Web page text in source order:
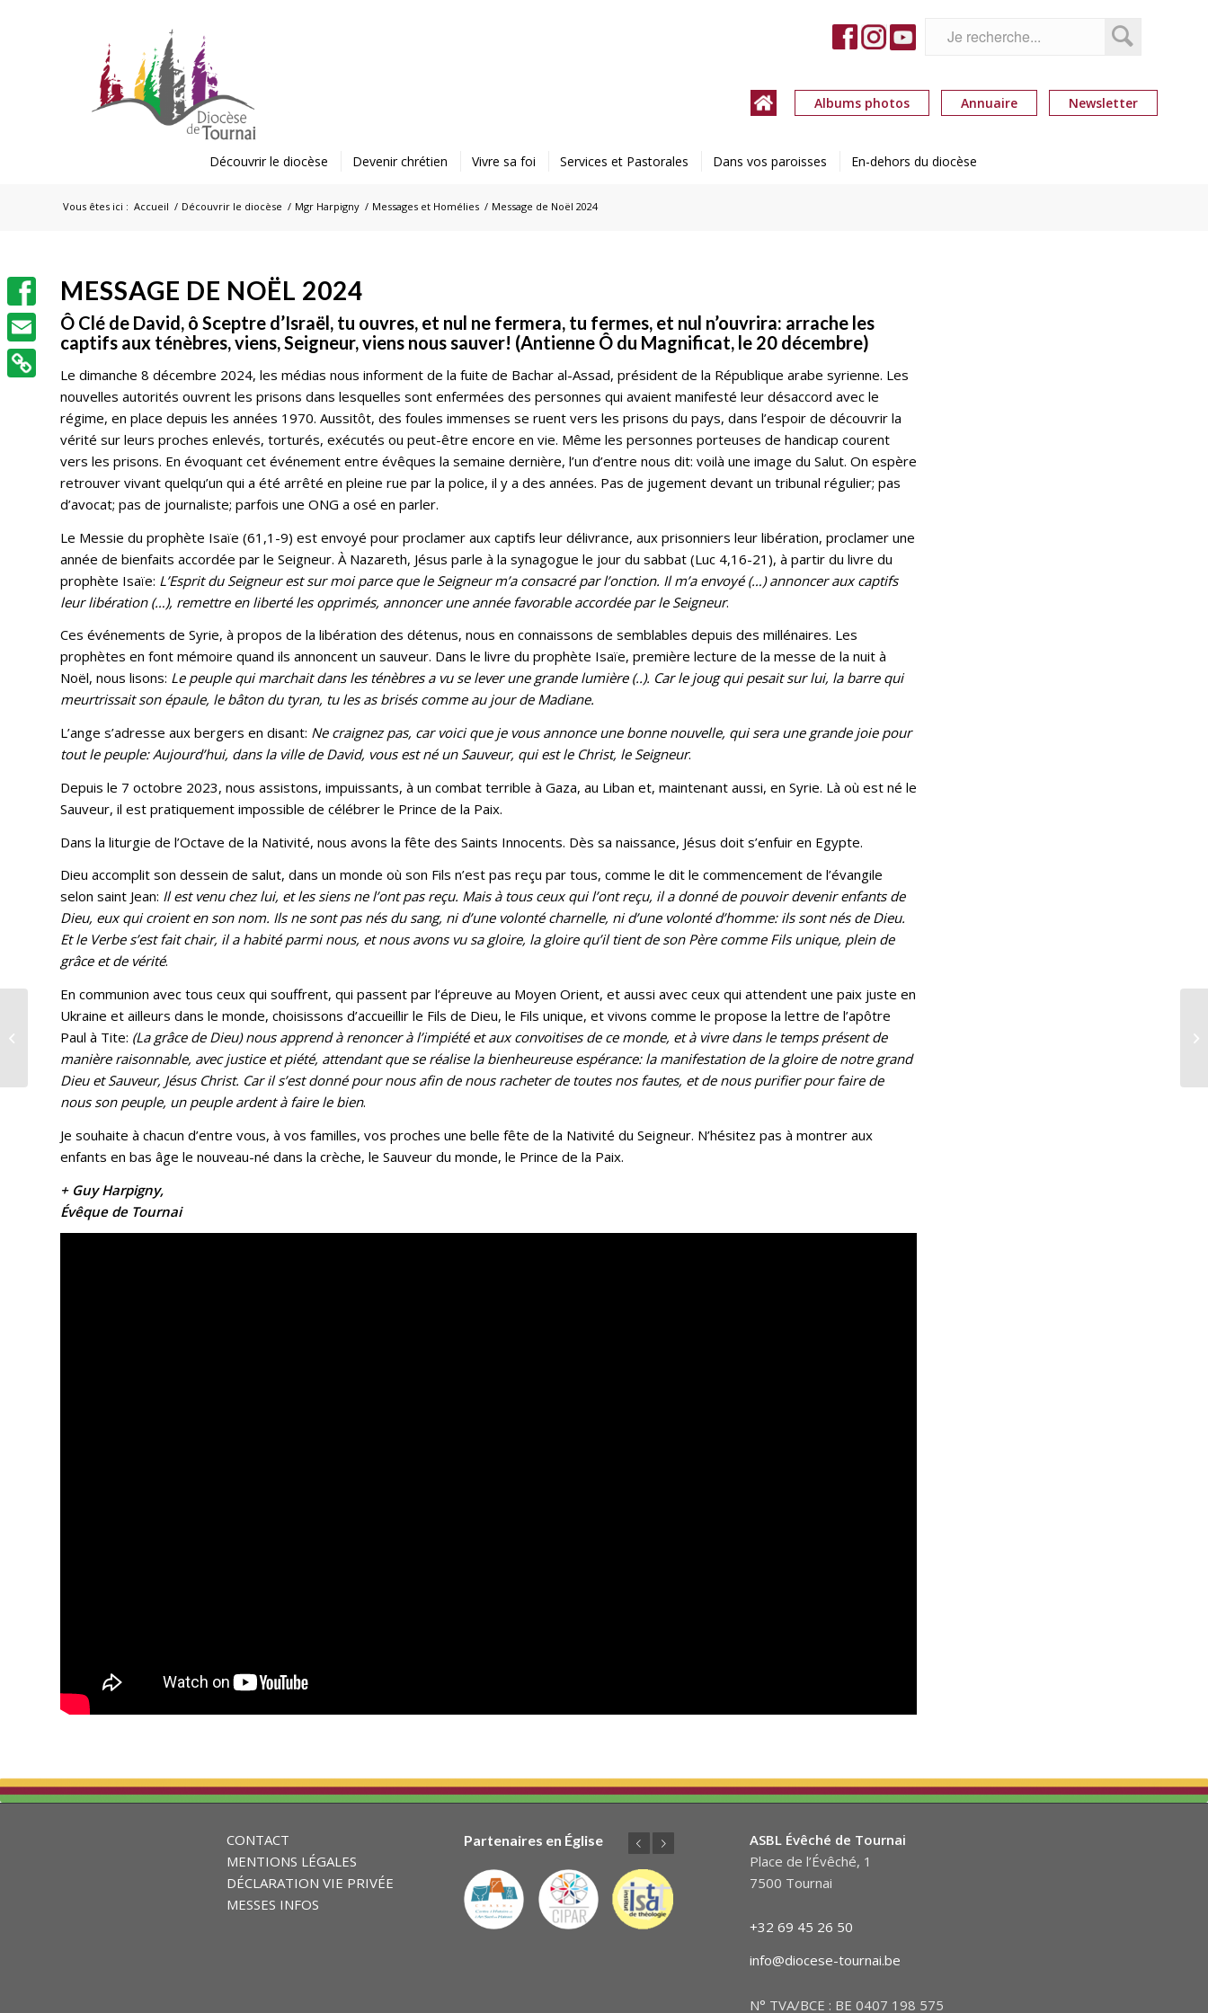
Albums photos Annuaire Newsletter
Vous êtes ici : Accueil / Découvrir le diocèse / Mgr Harpigny / Messages et Homélies / Message de Noël 2024
Découvrir le diocèse Devenir chrétien Vivre sa foi Services et Pastorales Dans vos paroisses En-dehors du diocèse
MESSAGE DE NOËL 2024
Ô Clé de David, ô Sceptre d’Israël, tu ouvres, et nul ne fermera, tu fermes, et nul n’ouvrira: arrache les
captifs aux ténèbres, viens, Seigneur, viens nous sauver! (Antienne Ô du Magnificat, le 20 décembre)
Le dimanche 8 décembre 2024, les médias nous informent de la fuite de Bachar al-Assad, président de la République arabe syrienne. Les
nouvelles autorités ouvrent les prisons dans lesquelles sont enfermées des personnes qui avaient manifesté leur désaccord avec le
régime, en place depuis les années 1970. Aussitôt, des foules immenses se ruent vers les prisons du pays, dans l’espoir de découvrir la
vérité sur leurs proches enlevés, torturés, exécutés ou peut-être encore en vie. Même les personnes porteuses de handicap courent
vers les prisons. En évoquant cet événement entre évêques la semaine dernière, l’un d’entre nous dit: voilà une image du Salut. On espère
retrouver vivant quelqu’un qui a été arrêté en pleine rue par la police, il y a des années. Pas de jugement devant un tribunal régulier; pas
d’avocat; pas de journaliste; parfois une ONG a osé en parler.
Le Messie du prophète Isaïe (61,1-9) est envoyé pour proclamer aux captifs leur délivrance, aux prisonniers leur libération, proclamer une
année de bienfaits accordée par le Seigneur. À Nazareth, Jésus parle à la synagogue le jour du sabbat (Luc 4,16-21), à partir du livre du
prophète Isaïe: L’Esprit du Seigneur est sur moi parce que le Seigneur m’a consacré par l’onction. Il m’a envoyé (…) annoncer aux captifs
leur libération (…), remettre en liberté les opprimés, annoncer une année favorable accordée par le Seigneur.
Ces événements de Syrie, à propos de la libération des détenus, nous en connaissons de semblables depuis des millénaires. Les
prophètes en font mémoire quand ils annoncent un sauveur. Dans le livre du prophète Isaïe, première lecture de la messe de la nuit à
Noël, nous lisons: Le peuple qui marchait dans les ténèbres a vu se lever une grande lumière (..). Car le joug qui pesait sur lui, la barre qui
meurtrissait son épaule, le bâton du tyran, tu les as brisés comme au jour de Madiane.
L’ange s’adresse aux bergers en disant: Ne craignez pas, car voici que je vous annonce une bonne nouvelle, qui sera une grande joie pour
tout le peuple: Aujourd’hui, dans la ville de David, vous est né un Sauveur, qui est le Christ, le Seigneur.
Depuis le 7 octobre 2023, nous assistons, impuissants, à un combat terrible à Gaza, au Liban et, maintenant aussi, en Syrie. Là où est né le
Sauveur, il est pratiquement impossible de célébrer le Prince de la Paix.
Dans la liturgie de l’Octave de la Nativité, nous avons la fête des Saints Innocents. Dès sa naissance, Jésus doit s’enfuir en Egypte.
Dieu accomplit son dessein de salut, dans un monde où son Fils n’est pas reçu par tous, comme le dit le commencement de l’évangile
selon saint Jean: Il est venu chez lui, et les siens ne l’ont pas reçu. Mais à tous ceux qui l’ont reçu, il a donné de pouvoir devenir enfants de
Dieu, eux qui croient en son nom. Ils ne sont pas nés du sang, ni d’une volonté charnelle, ni d’une volonté d’homme: ils sont nés de Dieu.
Et le Verbe s’est fait chair, il a habité parmi nous, et nous avons vu sa gloire, la gloire qu’il tient de son Père comme Fils unique, plein de
grâce et de vérité.
En communion avec tous ceux qui souffrent, qui passent par l’épreuve au Moyen Orient, et aussi avec ceux qui attendent une paix juste en
Ukraine et ailleurs dans le monde, choisissons d’accueillir le Fils de Dieu, le Fils unique, et vivons comme le propose la lettre de l’apôtre
Paul à Tite: (La grâce de Dieu) nous apprend à renoncer à l’impiété et aux convoitises de ce monde, et à vivre dans le temps présent de
manière raisonnable, avec justice et piété, attendant que se réalise la bienheureuse espérance: la manifestation de la gloire de notre grand
Dieu et Sauveur, Jésus Christ. Car il s’est donné pour nous afin de nous racheter de toutes nos fautes, et de nous purifier pour faire de
nous son peuple, un peuple ardent à faire le bien.
Je souhaite à chacun d’entre vous, à vos familles, vos proches une belle fête de la Nativité du Seigneur. N’hésitez pas à montrer aux
enfants en bas âge le nouveau-né dans la crèche, le Sauveur du monde, le Prince de la Paix.
+ Guy Harpigny,
Évêque de Tournai
CONTACT
MENTIONS LÉGALES
DÉCLARATION VIE PRIVÉE
MESSES INFOS
Partenaires en Église
PrécédentSuivant
ASBL Évêché de Tournai
Place de l’Évêché, 1
7500 Tournai
+32 69 45 26 50
info@diocese-tournai.be
N° TVA/BCE : BE 0407 198 575
L’année sainte : une
histoire de plus de
sept siècles …
Facebook
Email